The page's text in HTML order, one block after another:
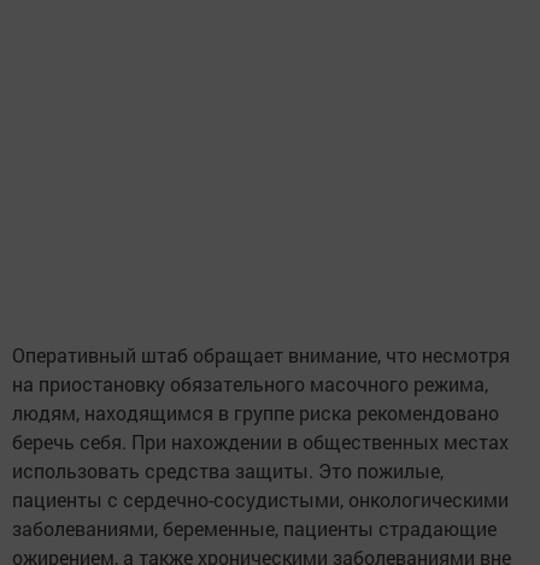
Оперативный штаб обращает внимание, что несмотря
на приостановку обязательного масочного режима,
людям, находящимся в группе риска рекомендовано
беречь себя. При нахождении в общественных местах
использовать средства защиты. Это пожилые,
пациенты с сердечно-сосудистыми, онкологическими
заболеваниями, беременные, пациенты страдающие
ожирением, а также хроническими заболеваниями вне